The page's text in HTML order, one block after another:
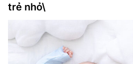
trẻ nhỏ\